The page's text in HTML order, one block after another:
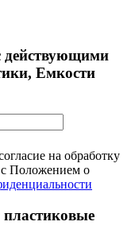
действующими
Емкости
на обработку
с Положением о
пластиковые